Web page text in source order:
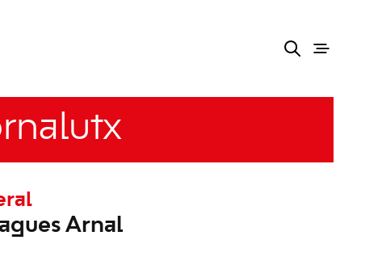
Arnal